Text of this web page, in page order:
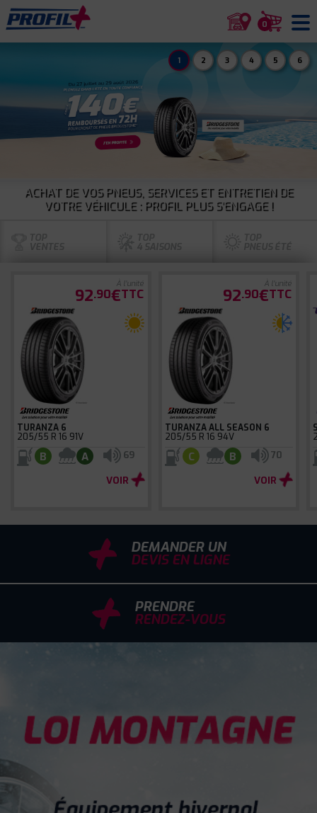
0
1 2 3 4 5 6
ACHAT DE VOS PNEUS, SERVICES ET ENTRETIEN DE
VOTRE VÉHICULE : PROFIL PLUS S'ENGAGE !
VENTES 4 SAISONS PNEUS ÉTÉ
À l'unité
92.90€TTC
TURANZA 6
205/55 R 16 91V
B A 69
VOIR
À l'unité
92.90€TTC
TURANZA ALL SEASON 6
205/55 R 16 94V
C B 70
VOIR
DEMANDER UN
DEVIS EN LIGNE
PRENDRE
RENDEZ-VOUS